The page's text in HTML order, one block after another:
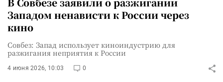
Западом ненависти к России через
кино
Совбез: Запад использует киноиндустрию для
разжигания неприятия к России
4 июня 2026, 10:03 0